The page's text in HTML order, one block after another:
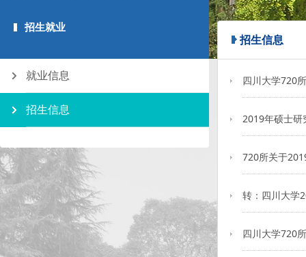
招生就业
就业信息
招生信息
招生信息
四川大学720
2019年硕士研
720所关于
转：四川大学
四川大学720